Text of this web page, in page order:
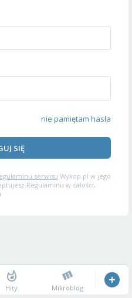
nie pamiętam hasła
SIĘ
serwisu Wykop.pl w jego
Regulaminu w całości,
Hity Mikroblog